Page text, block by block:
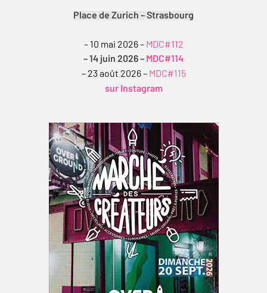
Place de Zurich – Strasbourg
– 10 mai 2026 – MDC#112
– 14 juin 2026 – MDC#114
– 23 août 2026 – MDC#115
sur Instagram